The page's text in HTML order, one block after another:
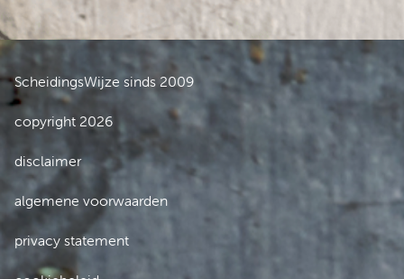
ScheidingsWijze sinds 2009
copyright 2026
disclaimer
algemene voorwaarden
privacy statement